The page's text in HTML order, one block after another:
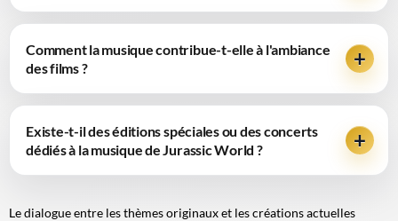
Comment la musique contribue-t-elle à l'ambiance
des films ?
Existe-t-il des éditions spéciales ou des concerts
dédiés à la musique de Jurassic World ?
Le dialogue entre les thèmes originaux et les créations actuelles